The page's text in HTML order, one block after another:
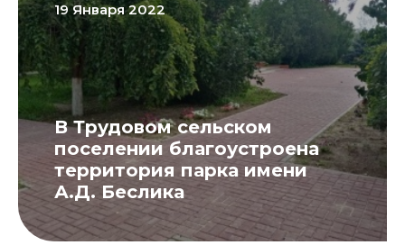
19 Января 2022
В Трудовом сельском
поселении благоустроена
территория парка имени
А.Д. Беслика